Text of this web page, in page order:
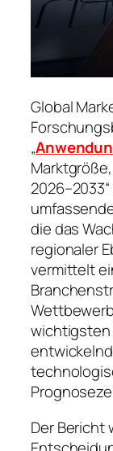
Global
„
die das
regionaler
vermittelt
wichtigsten
Der Bericht